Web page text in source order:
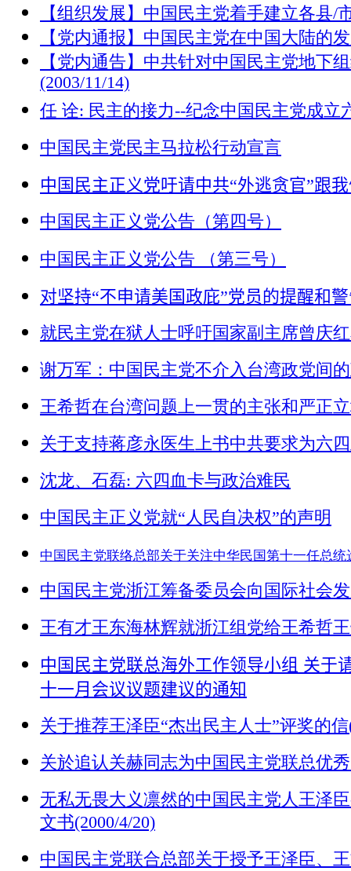
【组织发展】中国民主党着手建立各县/
【党内通报】中国民主党在中国大陆的
【党内通告】中共针对中国民主党地下
(2003/11/14)
任 诠: 民主的接力--纪念中国民主党成立
中国民主党民主马拉松行动宣言
中国民主正义党吁请中共“外逃贪官”跟
中国民主正义党公告（第四号）
中国民主正义党公告 （第三号）
对坚持“不申请美国政庇”党员的提醒和
就民主党在狱人士呼吁国家副主席曾庆
谢万军：中国民主党不介入台湾政党间
王希哲在台湾问题上一贯的主张和严正
关于支持蒋彦永医生上书中共要求为六
沈龙、石磊: 六四血卡与政治难民
中国民主正义党就“人民自决权”的声明
中国民主党联络总部关于关注中华民国第十一任总统
中国民主党浙江筹备委员会向国际社会
王有才王东海林辉就浙江组党给王希哲
中 国民主党联总海外工作领导小组 关于
十一月会议议题建议的通知
关于推荐王泽臣“杰出民主人士”评奖的信
关於追认关赫同志为中国民主党联总优
无私无畏大义凛然的中国民主党人王泽
文书(2000/4/20)
中国民主党联合总部关于授予王泽臣、